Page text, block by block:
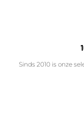
Sinds 2010 is onze